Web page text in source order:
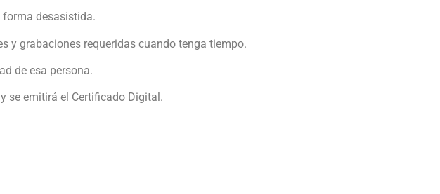
forma desasistida.
y grabaciones requeridas cuando tenga tiempo.
de esa persona.
se emitirá el Certificado Digital.